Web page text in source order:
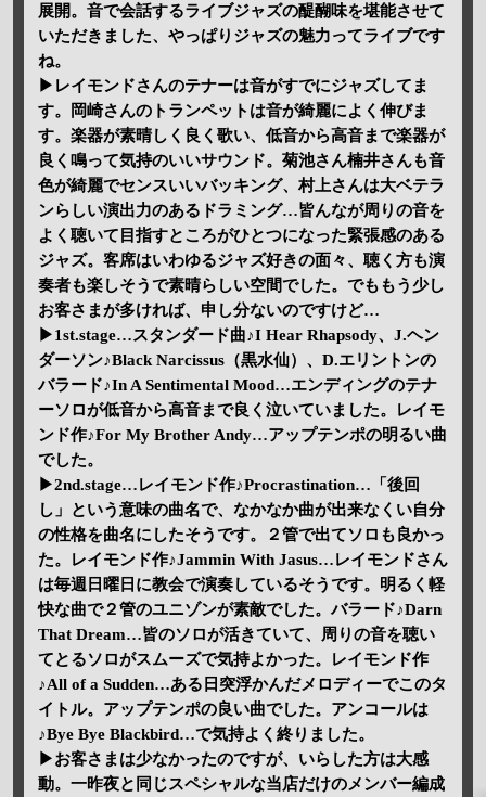
展開。音で会話するライブジャズの醍醐味を堪能させて
いただきました、やっぱりジャズの魅力ってライブです
ね。
▶レイモンドさんのテナーは音がすでにジャズしてま
す。岡崎さんのトランペットは音が綺麗によく伸びま
す。楽器が素晴しく良く歌い、低音から高音まで楽器が
良く鳴って気持のいいサウンド。菊池さん楠井さんも音
色が綺麗でセンスいいバッキング、村上さんは大ベテラ
ンらしい演出力のあるドラミング…皆んなが周りの音を
よく聴いて目指すところがひとつになった緊張感のある
ジャズ。客席はいわゆるジャズ好きの面々、聴く方も演
奏者も楽しそうで素晴らしい空間でした。でももう少し
お客さまが多ければ、申し分ないのですけど…
▶1st.stage…スタンダード曲♪I Hear Rhapsody、J.ヘン
ダーソン♪Black Narcissus（黒水仙）、D.エリントンの
バラード♪In A Sentimental Mood…エンディングのテナ
ーソロが低音から高音まで良く泣いていました。レイモ
ンド作♪For My Brother Andy…アップテンポの明るい曲
でした。
▶2nd.stage…レイモンド作♪Procrastination…「後回
し」という意味の曲名で、なかなか曲が出来なくい自分
の性格を曲名にしたそうです。２管で出てソロも良かっ
た。レイモンド作♪Jammin With Jasus…レイモンドさん
は毎週日曜日に教会で演奏しているそうです。明るく軽
快な曲で２管のユニゾンが素敵でした。バラード♪Darn
That Dream…皆のソロが活きていて、周りの音を聴い
てとるソロがスムーズで気持よかった。レイモンド作
♪All of a Sudden…ある日突浮かんだメロディーでこのタ
イトル。アップテンポの良い曲でした。アンコールは
♪Bye Bye Blackbird…で気持よく終りました。
▶お客さまは少なかったのですが、いらした方は大感
動。一昨夜と同じスペシャルな当店だけのメンバー編成